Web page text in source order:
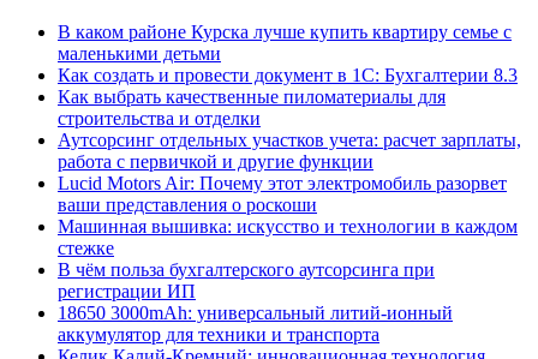
В каком районе Курска лучше купить квартиру семье с
маленькими детьми
Как создать и провести документ в 1С: Бухгалтерии 8.3
Как выбрать качественные пиломатериалы для
строительства и отделки
Аутсорсинг отдельных участков учета: расчет зарплаты,
работа с первичкой и другие функции
Lucid Motors Air: Почему этот электромобиль разорвет
ваши представления о роскоши
Машинная вышивка: искусство и технологии в каждом
стежке
В чём польза бухгалтерского аутсорсинга при
регистрации ИП
18650 3000mAh: универсальный литий-ионный
аккумулятор для техники и транспорта